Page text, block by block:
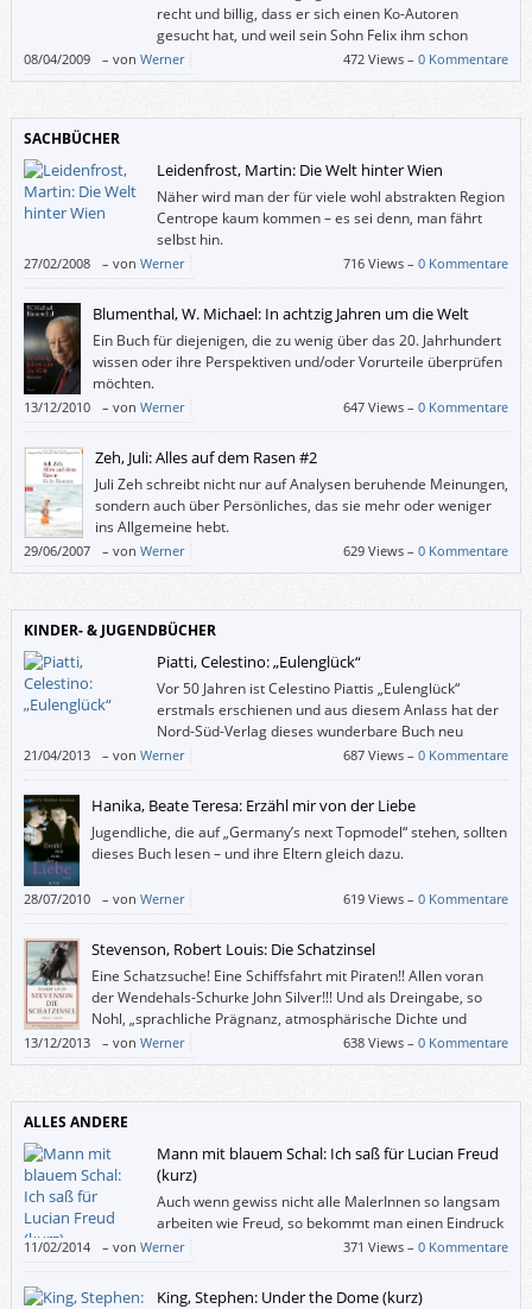
recht und billig, dass er sich einen Ko-Autoren
gesucht hat, und weil sein Sohn Felix ihm schon
längst beim Recherchieren geholfen hatte, durfte er
bei „Abgebrüht“ (und beim noch nicht auf Deutsch erschienenen „Silks“)
08/04/2009 – von Werner 472 Views –0 Kommentare
SACHBÜCHER
Leidenfrost, Martin: Die Welt hinter Wien
Näher wird man der für viele wohl abstrakten Region
Centrope kaum kommen – es sei denn, man fährt
selbst hin.
27/02/2008 – von Werner 716 Views –0 Kommentare
Blumenthal, W. Michael: In achtzig Jahren um die Welt
Ein Buch für diejenigen, die zu wenig über das 20. Jahrhundert
wissen oder ihre Perspektiven und/oder Vorurteile überprüfen
möchten.
13/12/2010 – von Werner 647 Views –0 Kommentare
Zeh, Juli: Alles auf dem Rasen #2
Juli Zeh schreibt nicht nur auf Analysen beruhende Meinungen,
sondern auch über Persönliches, das sie mehr oder weniger
ins Allgemeine hebt.
29/06/2007 – von Werner 629 Views –0 Kommentare
KINDER- & JUGENDBÜCHER
Piatti, Celestino: „Eulenglück“
Vor 50 Jahren ist Celestino Piattis „Eulenglück“
erstmals erschienen und aus diesem Anlass hat der
Nord-Süd-Verlag dieses wunderbare Buch neu
herausgebracht. Und auch in 50 Jahren wird das
„Eulenglück“ immer noch seine Gültigkeit haben, mit seiner simpel
anmutenden, unerschöpflichen Aussage und den simpel anmutenden,
herausragenden Illustrationen.
21/04/2013 – von Werner 687 Views –0 Kommentare
Hanika, Beate Teresa: Erzähl mir von der Liebe
Jugendliche, die auf „Germany’s next Topmodel“ stehen, sollten
dieses Buch lesen – und ihre Eltern gleich dazu.
28/07/2010 – von Werner 619 Views –0 Kommentare
Stevenson, Robert Louis: Die Schatzinsel
Eine Schatzsuche! Eine Schiffsfahrt mit Piraten!! Allen voran
der Wendehals-Schurke John Silver!!! Und als Dreingabe, so
Nohl, „sprachliche Prägnanz, atmosphärische Dichte und
lebendige Charakterisierung”. Braucht das Leserherz mehr?
13/12/2013 – von Werner 638 Views –0 Kommentare
ALLES ANDERE
Mann mit blauem Schal: Ich saß für Lucian Freud
(kurz)
Auch wenn gewiss nicht alle MalerInnen so langsam
arbeiten wie Freud, so bekommt man einen Eindruck
davon, was alles hinter einem einzelnen Pinselstrich
liegen kann (und dass es Freud bestimmt nicht darauf ankommt, uns mit
realistischer Akt-Malerei zu schockieren).
11/02/2014 – von Werner 371 Views –0 Kommentare
King, Stephen: Under the Dome (kurz)